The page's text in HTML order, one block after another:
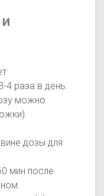
4 раза в день.
можно
дозы для
мин после